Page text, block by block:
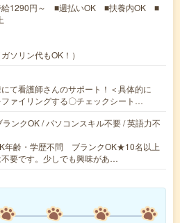
給1290円～ ■週払いOK ■扶養内OK ■
ソリン代もOK！）
て看護師さんのサポート！＜具体的に
ァイリングする〇チェックシート…
ンクOK / パソコンスキル不要 / 英語力不
年齢・学歴不問 ブランクOK★10名以上
要です。少しでも興味があ…